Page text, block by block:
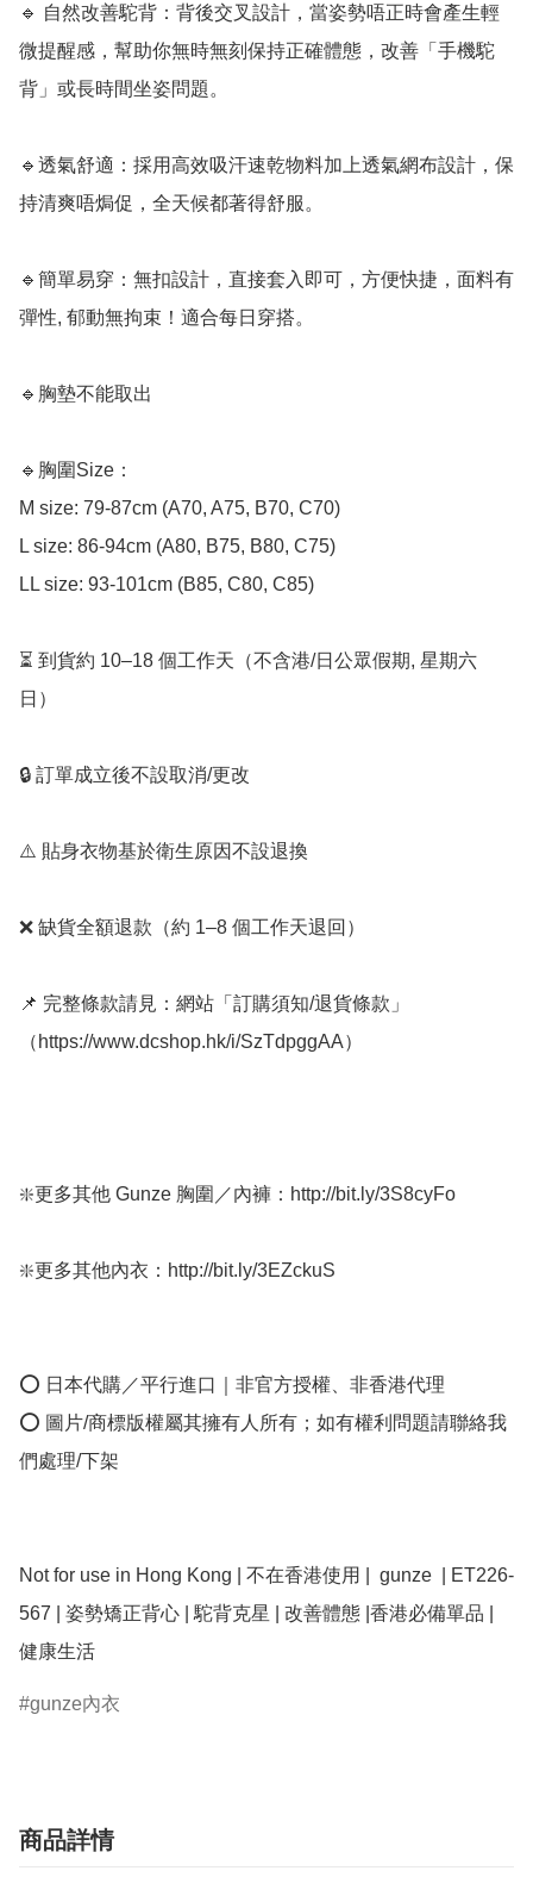
🔹 自然改善駝背：背後交叉設計，當姿勢唔正時會產生輕
微提醒感，幫助你無時無刻保持正確體態，改善「手機駝
背」或長時間坐姿問題。
🔹透氣舒適：採用高效吸汗速乾物料加上透氣網布設計，保
持清爽唔焗促，全天候都著得舒服。
🔹簡單易穿：無扣設計，直接套入即可，方便快捷，面料有
彈性, 郁動無拘束！適合每日穿搭。
🔹胸墊不能取出
🔹胸圍Size：
M size: 79-87cm (A70, A75, B70, C70)
L size: 86-94cm (A80, B75, B80, C75)
LL size: 93-101cm (B85, C80, C85)
⏳ 到貨約 10–18 個工作天（不含港/日公眾假期, 星期六
日）
🔒 訂單成立後不設取消/更改
⚠️ 貼身衣物基於衛生原因不設退換
❌ 缺貨全額退款（約 1–8 個工作天退回）
📌 完整條款請見：網站「訂購須知/退貨條款」
（https://www.dcshop.hk/i/SzTdpggAA）
❇️更多其他 Gunze 胸圍／內褲：http://bit.ly/3S8cyFo
❇️更多其他內衣：http://bit.ly/3EZckuS
⭕ 日本代購／平行進口｜非官方授權、非香港代理
⭕ 圖片/商標版權屬其擁有人所有；如有權利問題請聯絡我
們處理/下架
Not for use in Hong Kong | 不在香港使用 |  gunze  | ET226-
567 | 姿勢矯正背心 | 駝背克星 | 改善體態 |香港必備單品 |
健康生活
gunze內衣
商品詳情